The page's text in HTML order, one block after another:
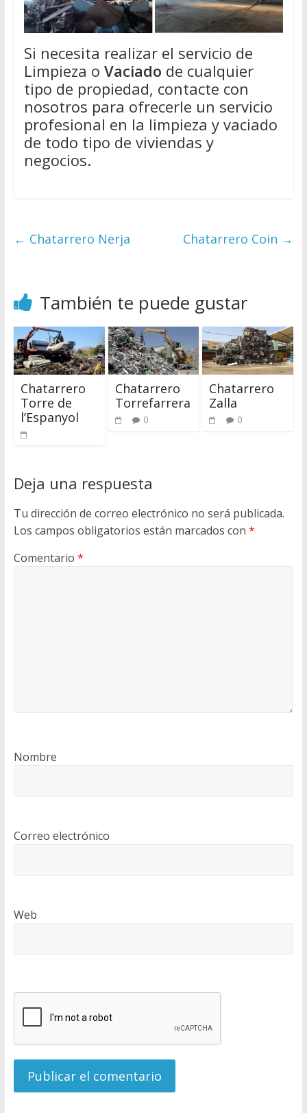
Si necesita realizar el servicio de
Limpieza o Vaciado de cualquier
tipo de propiedad, contacte con
nosotros para ofrecerle un servicio
profesional en la limpieza y vaciado
de todo tipo de viviendas y
negocios.
← Chatarrero Nerja Chatarrero Coin →
También te puede gustar
Chatarrero
Torre de
l’Espanyol
Chatarrero
Torrefarrera
0
Chatarrero
Zalla
0
Deja una respuesta
Tu dirección de correo electrónico no será publicada.
Los campos obligatorios están marcados con *
Comentario *
Nombre
Correo electrónico
Web